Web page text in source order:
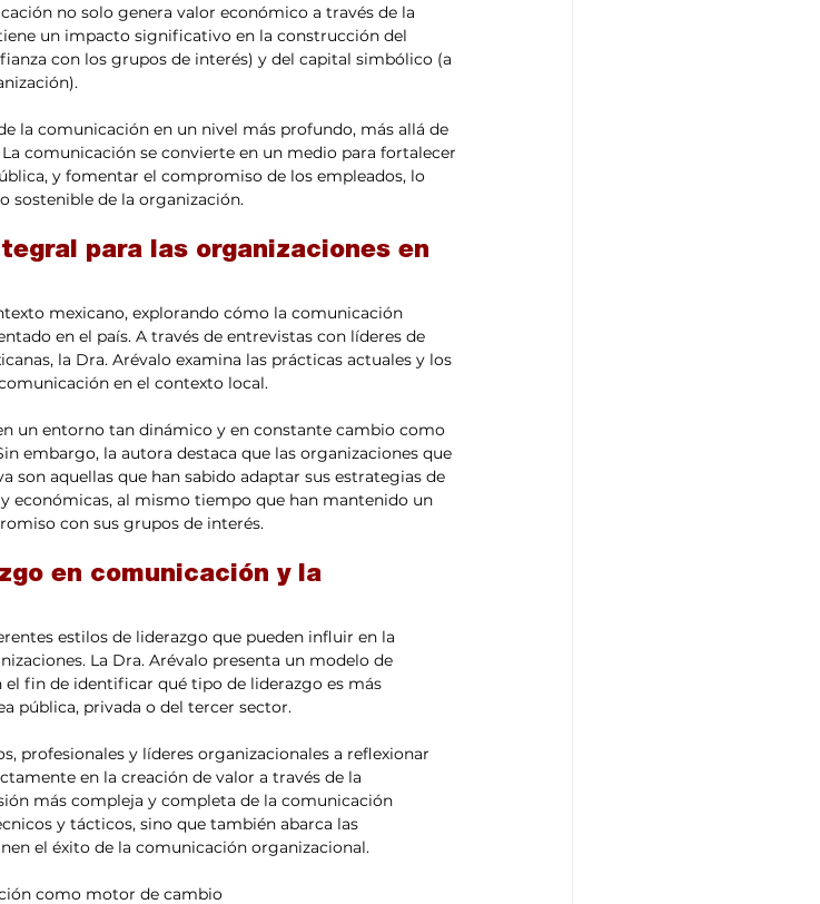
no solo genera valor económico a través de la
un impacto significativo en la construcción del
con los grupos de interés) y del capital simbólico (a
la comunicación en un nivel más profundo, más allá de
comunicación se convierte en un medio para fortalecer
y fomentar el compromiso de los empleados, lo
sostenible de la organización.
para las organizaciones en
mexicano, explorando cómo la comunicación
en el país. A través de entrevistas con líderes de
la Dra. Arévalo examina las prácticas actuales y los
en el contexto local.
un entorno tan dinámico y en constante cambio como
embargo, la autora destaca que las organizaciones que
aquellas que han sabido adaptar sus estrategias de
económicas, al mismo tiempo que han mantenido un
con sus grupos de interés.
en comunicación y la
estilos de liderazgo que pueden influir en la
La Dra. Arévalo presenta un modelo de
fin de identificar qué tipo de liderazgo es más
pública, privada o del tercer sector.
profesionales y líderes organizacionales a reflexionar
en la creación de valor a través de la
más compleja y completa de la comunicación
y tácticos, sino que también abarca las
el éxito de la comunicación organizacional.
como motor de cambio